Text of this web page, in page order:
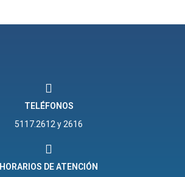
TELÉFONOS
5117.2612 y 2616
HORARIOS DE ATENCIÓN